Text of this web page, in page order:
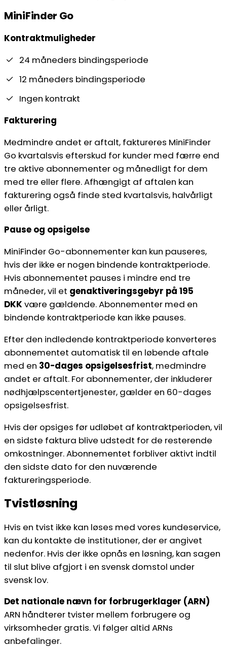
MiniFinder Go
Kontraktmuligheder
24 måneders bindingsperiode
12 måneders bindingsperiode
Ingen kontrakt
Fakturering
Medmindre andet er aftalt, faktureres MiniFinder
Go kvartalsvis efterskud for kunder med færre end
tre aktive abonnementer og månedligt for dem
med tre eller flere. Afhængigt af aftalen kan
fakturering også finde sted kvartalsvis, halvårligt
eller årligt.
Pause og opsigelse
MiniFinder Go-abonnementer kan kun pauseres,
hvis der ikke er nogen bindende kontraktperiode.
Hvis abonnementet pauses i mindre end tre
måneder, vil et genaktiveringsgebyr på 195
DKK være gældende. Abonnementer med en
bindende kontraktperiode kan ikke pauses.
Efter den indledende kontraktperiode konverteres
abonnementet automatisk til en løbende aftale
med en 30-dages opsigelsesfrist, medmindre
andet er aftalt. For abonnementer, der inkluderer
nødhjælpscentertjenester, gælder en 60-dages
opsigelsesfrist.
Hvis der opsiges før udløbet af kontraktperioden, vil
en sidste faktura blive udstedt for de resterende
omkostninger. Abonnementet forbliver aktivt indtil
den sidste dato for den nuværende
faktureringsperiode.
Tvistløsning
Hvis en tvist ikke kan løses med vores kundeservice,
kan du kontakte de institutioner, der er angivet
nedenfor. Hvis der ikke opnås en løsning, kan sagen
til slut blive afgjort i en svensk domstol under
svensk lov.
Det nationale nævn for forbrugerklager (ARN)
ARN håndterer tvister mellem forbrugere og
virksomheder gratis. Vi følger altid ARNs
anbefalinger.